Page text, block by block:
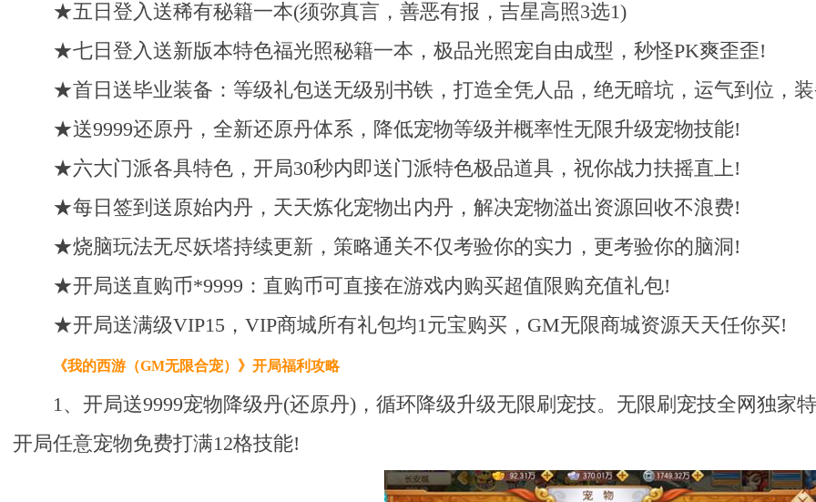
★五日登入送稀有秘籍一本(须弥真言，善恶有报，吉星高照3选1)
★七日登入送新版本特色福光照秘籍一本，极品光照宠自由成型，秒怪PK爽歪歪!
★首日送毕业装备：等级礼包送无级别书铁，打造全凭人品，绝无暗坑，运气到位，
★送9999还原丹，全新还原丹体系，降低宠物等级并概率性无限升级宠物技能!
★六大门派各具特色，开局30秒内即送门派特色极品道具，祝你战力扶摇直上!
★每日签到送原始内丹，天天炼化宠物出内丹，解决宠物溢出资源回收不浪费!
★烧脑玩法无尽妖塔持续更新，策略通关不仅考验你的实力，更考验你的脑洞!
★开局送直购币*9999：直购币可直接在游戏内购买超值限购充值礼包!
★开局送满级VIP15，VIP商城所有礼包均1元宝购买，GM无限商城资源天天任你买!
《我的西游（GM无限合宠）》 开局福利攻略
1、开局送9999宠物降级丹(还原丹)，循环降级升级无限刷宠技。无限刷宠技全网独家
开局任意宠物免费打满12格技能!